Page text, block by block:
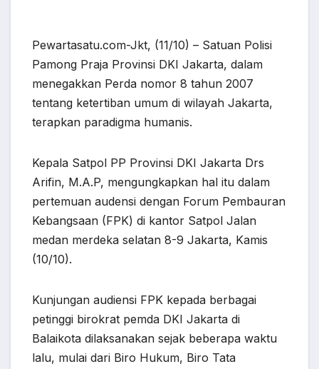
Pewartasatu.com-Jkt, (11/10) – Satuan Polisi
Pamong Praja Provinsi DKI Jakarta, dalam
menegakkan Perda nomor 8 tahun 2007
tentang ketertiban umum di wilayah Jakarta,
terapkan paradigma humanis.
Kepala Satpol PP Provinsi DKI Jakarta Drs
Arifin, M.A.P, mengungkapkan hal itu dalam
pertemuan audensi dengan Forum Pembauran
Kebangsaan (FPK) di kantor Satpol Jalan
medan merdeka selatan 8-9 Jakarta, Kamis
(10/10).
Kunjungan audiensi FPK kepada berbagai
petinggi birokrat pemda DKI Jakarta di
Balaikota dilaksanakan sejak beberapa waktu
lalu, mulai dari Biro Hukum, Biro Tata